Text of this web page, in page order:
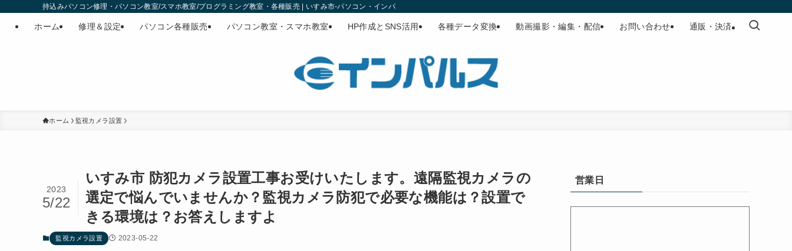
持込みパソコン修理・パソコン教室/スマホ教室/プログラミング教室・各種販売 | いすみ市-パソコン・インパルス
ホーム 修理＆設定 パソコン各種販売 パソコン教室・スマホ教室 HP作成とSNS活用 各種データ変換 動画撮影・編集・配信 お問い合わせ 通販・決済
ホーム 監視カメラ設置
いすみ市 防犯カメラ設置工事お受けいたします。遠隔監視カメラの
選定で悩んでいませんか？監視カメラ防犯で必要な機能は？設置で
きる環境は？お答えしますよ
2023
5/22
監視カメラ設置 2023-05-22
営業日